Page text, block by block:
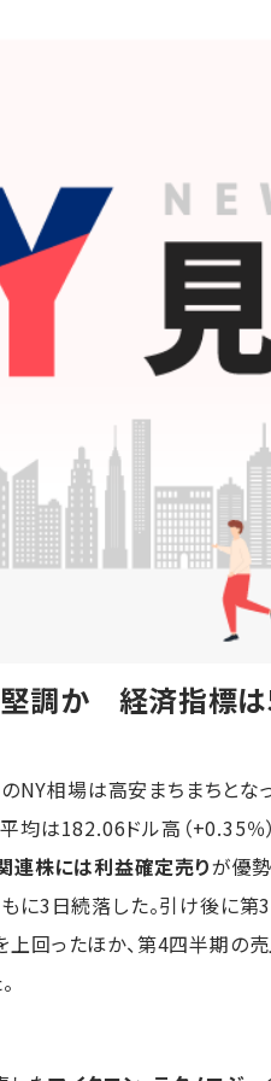
調か 経済指標は
NY相場は高安まちまちと
は182.06ドル高（+0.35％
連株には利益確定売りが優
に3日続落した。引け後に
回ったほか、第4四半期の